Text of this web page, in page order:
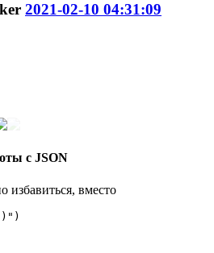
2021-02-10 04:31:09
с JSON
избавиться, вместо